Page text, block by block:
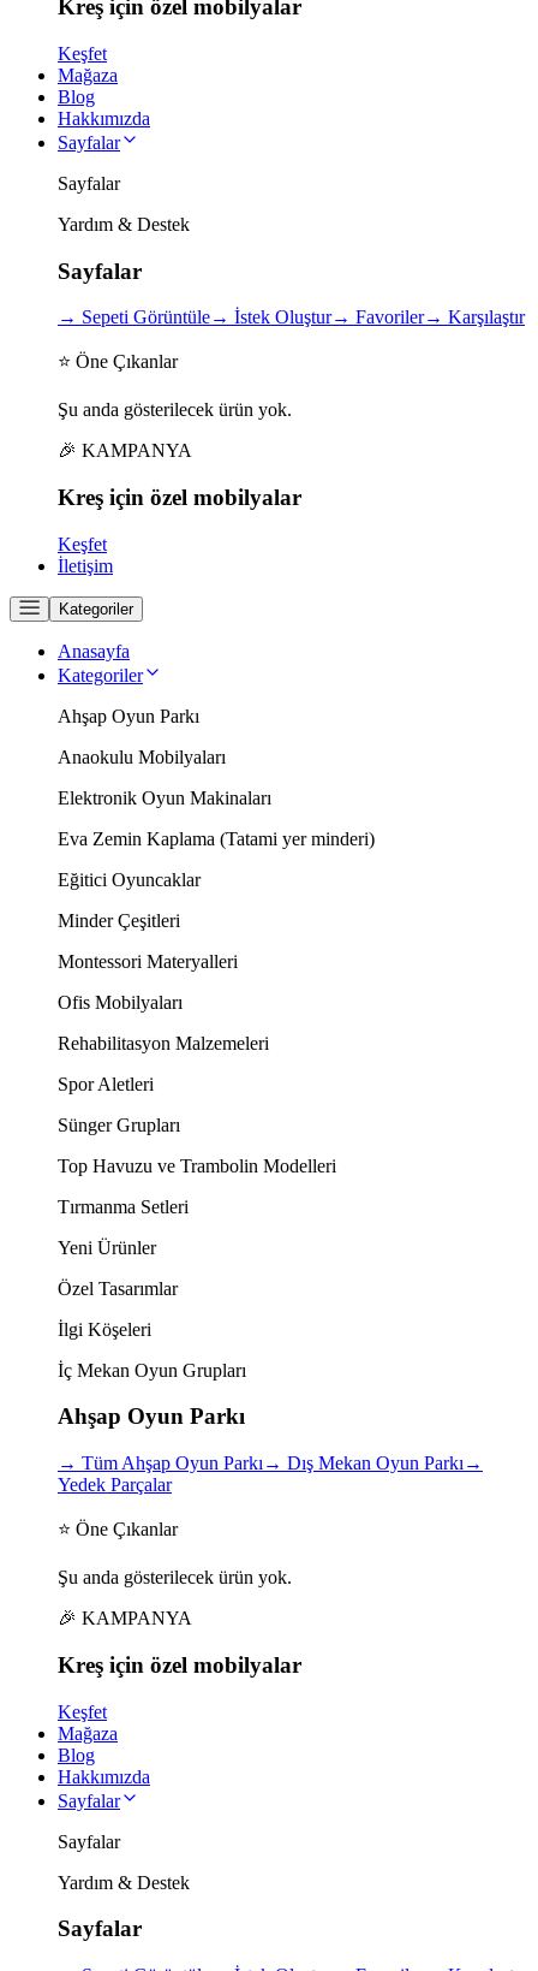
Kreş için özel mobilyalar
Keşfet
Mağaza
Blog
Hakkımızda
Sayfalar
Sayfalar
Yardım & Destek
Sayfalar
→ Sepeti Görüntüle→ İstek Oluştur→ Favoriler→ Karşılaştır
⭐ Öne Çıkanlar
Şu anda gösterilecek ürün yok.
🎉 KAMPANYA
Kreş için özel mobilyalar
Keşfet
İletişim
Kategoriler
Anasayfa
Kategoriler
Ahşap Oyun Parkı
Anaokulu Mobilyaları
Elektronik Oyun Makinaları
Eva Zemin Kaplama (Tatami yer minderi)
Eğitici Oyuncaklar
Minder Çeşitleri
Montessori Materyalleri
Ofis Mobilyaları
Rehabilitasyon Malzemeleri
Spor Aletleri
Sünger Grupları
Top Havuzu ve Trambolin Modelleri
Tırmanma Setleri
Yeni Ürünler
Özel Tasarımlar
İlgi Köşeleri
İç Mekan Oyun Grupları
Ahşap Oyun Parkı
→ Tüm Ahşap Oyun Parkı → Dış Mekan Oyun Parkı →
Yedek Parçalar
⭐ Öne Çıkanlar
Şu anda gösterilecek ürün yok.
🎉 KAMPANYA
Kreş için özel mobilyalar
Keşfet
Mağaza
Blog
Hakkımızda
Sayfalar
Sayfalar
Yardım & Destek
Sayfalar